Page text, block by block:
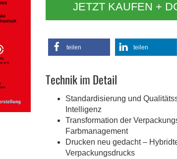
JETZT KAUFEN +
teilen teilen
Technik im Detail
Standardisierung und
Intelligenz
Transformation der
Farbmanagement
Drucken neu gedacht –
Verpackungsdrucks